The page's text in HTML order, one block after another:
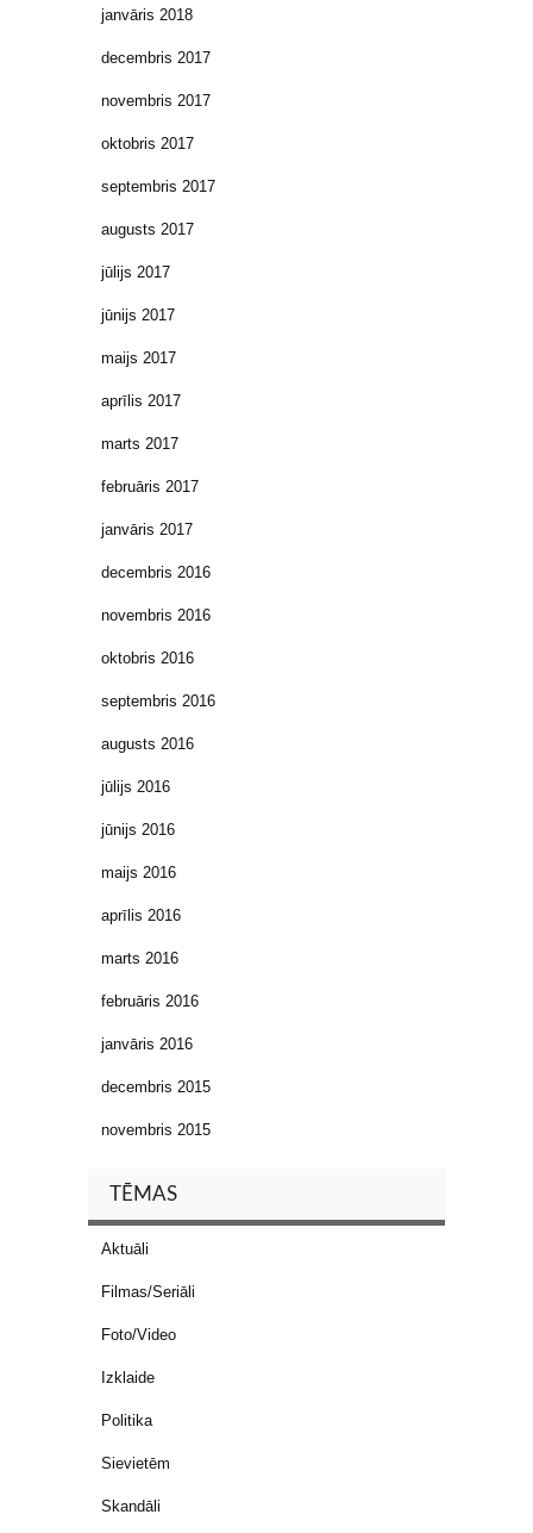
janvāris 2018
decembris 2017
novembris 2017
oktobris 2017
septembris 2017
augusts 2017
jūlijs 2017
jūnijs 2017
maijs 2017
aprīlis 2017
marts 2017
februāris 2017
janvāris 2017
decembris 2016
novembris 2016
oktobris 2016
septembris 2016
augusts 2016
jūlijs 2016
jūnijs 2016
maijs 2016
aprīlis 2016
marts 2016
februāris 2016
janvāris 2016
decembris 2015
novembris 2015
TĒMAS
Aktuāli
Filmas/Seriāli
Foto/Video
Izklaide
Politika
Sievietēm
Skandāli